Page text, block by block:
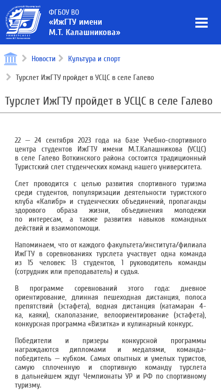
ФГБОУ ВО
«ИжГТУ имени
М.Т. Калашникова»
Новости Культура и спорт
Турслет ИжГТУ пройдет в УСЦС в селе Галево
Турслет ИжГТУ пройдет в УСЦС в селе Галево
22 — 24 сентября 2023 года на базе Учебно-спортивного
центра студентов ИжГТУ имени М.Т.Калашникова (УСЦС)
в селе Галево Воткинского района состоится традиционный
Туристский слет студенческих команд нашего университета.
Слет проводится с целью развития спортивного туризма
среди студентов, популяризации деятельности туристского
клуба «Калибр» и студенческих объединений, пропаганды
здорового образа жизни, объединения молодежи
по интересам, а также развития навыков командных
действий и взаимопомощи.
Напоминаем, что от каждого факультета/института/филиала
ИжГТУ в соревнованиях турслета участвует одна команда
из 15 человек: 13 студентов, 1 руководитель команды
(сотрудник или преподаватель) и судья.
В программе соревнований этого года: дневное
ориентирование, длинная пешеходная дистанция, полоса
препятствий (эстафета), водная дистанция (катамаран 4-
ка, каяки), скалолазание, велоориентирование (эстафета),
конкурсная программа «Визитка» и кулинарный конкурс.
Победители и призеры конкурсной программы
награждаются дипломами и медалями, команда-
победитель — кубком. Самых опытных и умелых туристов,
самую сплоченную и спортивную команду турслета
в дальнейшем ждут Чемпионаты УР и РФ по спортивному
туризму.